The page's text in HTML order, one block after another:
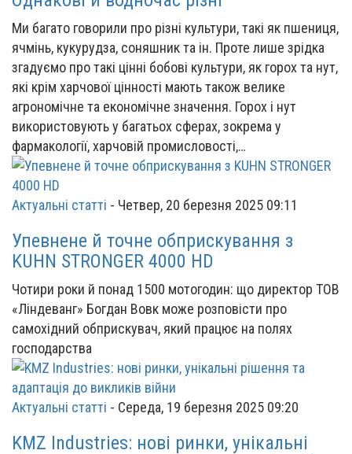
Ми багато говорили про різні культури, такі як пшениця,
ячмінь, кукурудза, соняшник та ін. Проте лише зрідка
згадуємо про такі цінні бобові культури, як горох та нут,
які крім харчової цінності мають також велике
агрономічне та економічне значення. Горох і нут
використовують у багатьох сферах, зокрема у
фармакології, харчовій промисловості,…
Актуальні статті - Четвер, 20 березня 2025 09:11
Упевнене й точне обприскування з
KUHN STRONGER 4000 HD
Чотири роки й понад 1500 мотогодин: що директор ТОВ
«Ліндеванг» Богдан Вовк може розповісти про
самохідний обприскувач, який працює на полях
господарства
Актуальні статті - Середа, 19 березня 2025 09:20
KMZ Industries: нові ринки, унікальні